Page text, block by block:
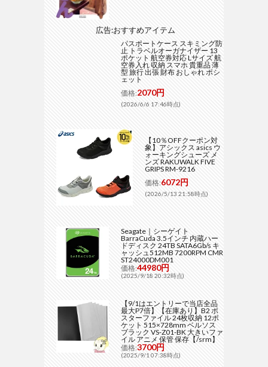
広告:おすすめアイテム
パスポートケース スキミング防
止 トラベルオーガナイザー 13
ポケット 航空券対応 Lサイズ 航
空券入れ 収納 スマホ 貴重品 薄
型 旅行 出張 財布 おしゃれ ポシ
ェット
価格:2070円
(2026/6/6 17:46時点)
【10％OFFクーポン対
象】アシックス asics ウ
ォーキングシューズ メ
ンズ RAKUWALK FIVE
GRIPS RM-9216
価格:6072円
(2026/5/13 21:58時点)
Seagate｜シーゲイト
BarraCuda 3.5インチ 内蔵ハー
ドディスク 24TB SATA6Gb/s キ
ャッシュ512MB 7200RPM CMR
ST24000DM001
価格:44980円
(2025/9/18 20:32時点)
【9/1はエントリーで当店全品
最大P7倍】【在庫あり】B2 ポ
スターファイル 24枚収納 12ポ
ケット 515×728mm ベルソス
ブラック VS-Z01-BK 大きいファ
イル アニメ 保管 保存【/srm】
価格:3700円
(2025/9/1 07:38時点)